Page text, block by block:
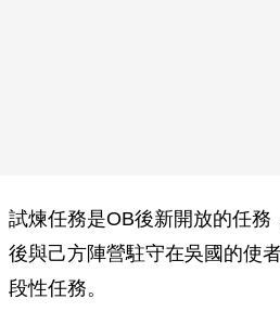
試煉任務是OB後新開放的任務
後與己方陣營駐守在吳國的使
段性任務。